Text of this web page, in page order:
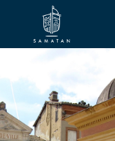
Mairie de Samatan